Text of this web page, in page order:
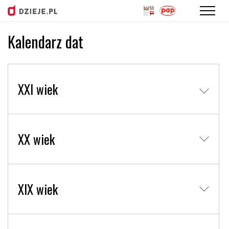
Kalendarz dat
XXI wiek
XX wiek
XIX wiek